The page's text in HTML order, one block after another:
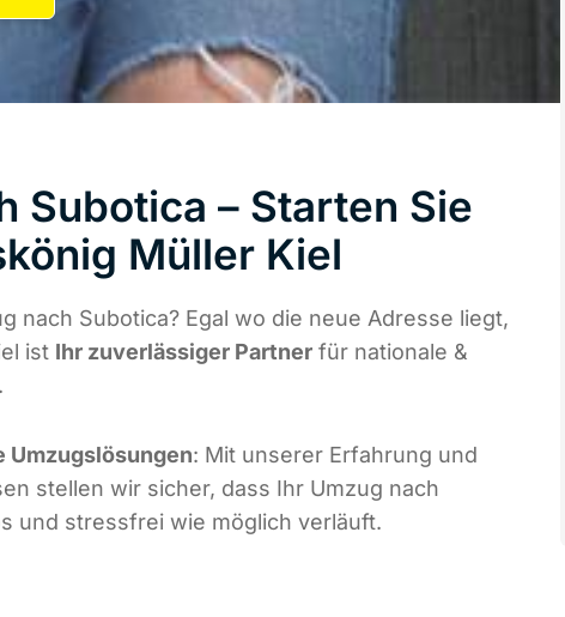
Subotica – Starten Sie
Müller Kiel
nach Subotica? Egal wo die neue Adresse liegt,
ist Ihr zuverlässiger Partner für nationale &
Umzugslösungen: Mit unserer Erfahrung und
stellen wir sicher, dass Ihr Umzug nach
und stressfrei wie möglich verläuft.